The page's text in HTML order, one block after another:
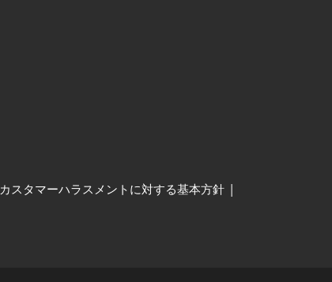
カスタマーハラスメントに対する基本方針